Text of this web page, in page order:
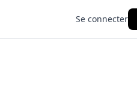
Se connecter